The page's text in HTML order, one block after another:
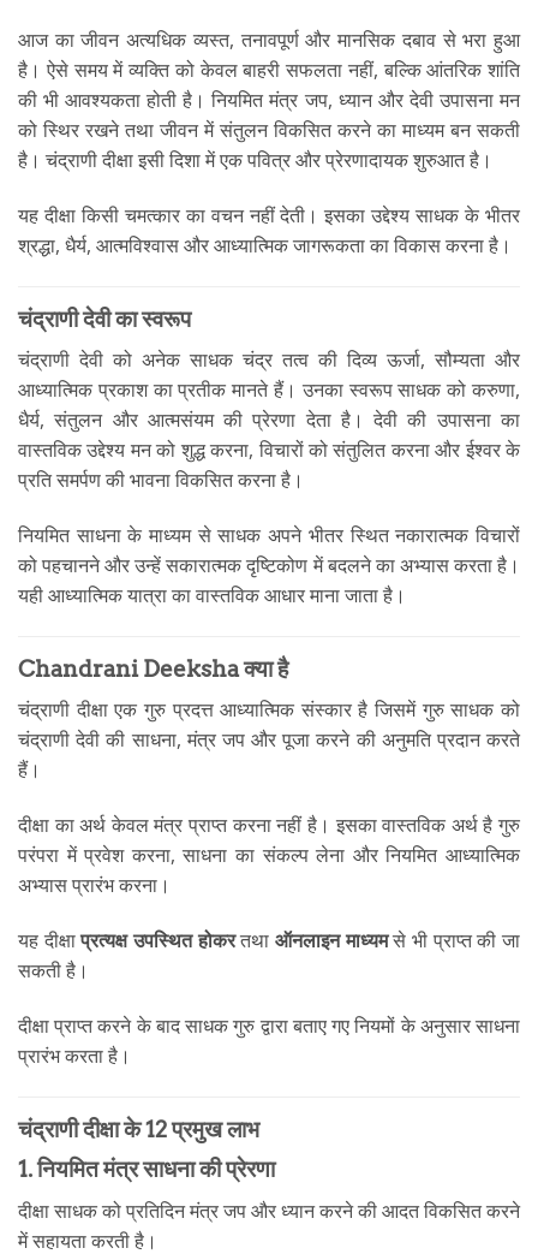
आज का जीवन अत्यधिक व्यस्त, तनावपूर्ण और मानसिक दबाव से भरा हुआ
है। ऐसे समय में व्यक्ति को केवल बाहरी सफलता नहीं, बल्कि आंतरिक शांति
की भी आवश्यकता होती है। नियमित मंत्र जप, ध्यान और देवी उपासना मन
को स्थिर रखने तथा जीवन में संतुलन विकसित करने का माध्यम बन सकती
है। चंद्राणी दीक्षा इसी दिशा में एक पवित्र और प्रेरणादायक शुरुआत है।
यह दीक्षा किसी चमत्कार का वचन नहीं देती। इसका उद्देश्य साधक के भीतर
श्रद्धा, धैर्य, आत्मविश्वास और आध्यात्मिक जागरूकता का विकास करना है।
चंद्राणी देवी का स्वरूप
चंद्राणी देवी को अनेक साधक चंद्र तत्व की दिव्य ऊर्जा, सौम्यता और
आध्यात्मिक प्रकाश का प्रतीक मानते हैं। उनका स्वरूप साधक को करुणा,
धैर्य, संतुलन और आत्मसंयम की प्रेरणा देता है। देवी की उपासना का
वास्तविक उद्देश्य मन को शुद्ध करना, विचारों को संतुलित करना और ईश्वर के
प्रति समर्पण की भावना विकसित करना है।
नियमित साधना के माध्यम से साधक अपने भीतर स्थित नकारात्मक विचारों
को पहचानने और उन्हें सकारात्मक दृष्टिकोण में बदलने का अभ्यास करता है।
यही आध्यात्मिक यात्रा का वास्तविक आधार माना जाता है।
Chandrani Deeksha क्या है
चंद्राणी दीक्षा एक गुरु प्रदत्त आध्यात्मिक संस्कार है जिसमें गुरु साधक को
चंद्राणी देवी की साधना, मंत्र जप और पूजा करने की अनुमति प्रदान करते
हैं।
दीक्षा का अर्थ केवल मंत्र प्राप्त करना नहीं है। इसका वास्तविक अर्थ है गुरु
परंपरा में प्रवेश करना, साधना का संकल्प लेना और नियमित आध्यात्मिक
अभ्यास प्रारंभ करना।
यह दीक्षाप्रत्यक्ष उपस्थित होकरतथाऑनलाइन माध्यमसे भी प्राप्त की जा
सकती है।
दीक्षा प्राप्त करने के बाद साधक गुरु द्वारा बताए गए नियमों के अनुसार साधना
प्रारंभ करता है।
चंद्राणी दीक्षा के 12 प्रमुख लाभ
1. नियमित मंत्र साधना की प्रेरणा
दीक्षा साधक को प्रतिदिन मंत्र जप और ध्यान करने की आदत विकसित करने
में सहायता करती है।